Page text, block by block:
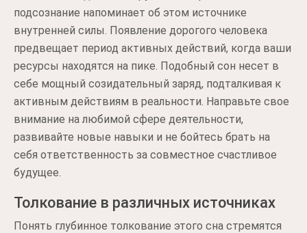
подсознание напоминает об этом источнике
внутренней силы. Появление дорогого человека
предвещает период активных действий, когда ваши
ресурсы находятся на пике. Подобный сон несет в
себе мощный созидательный заряд, подталкивая к
активным действиям в реальности. Направьте свое
внимание на любимой сфере деятельности,
развивайте новые навыки и не бойтесь брать на
себя ответственность за совместное счастливое
будущее.
Толкование в различных источниках
Понять глубинное толкование этого сна стремятся